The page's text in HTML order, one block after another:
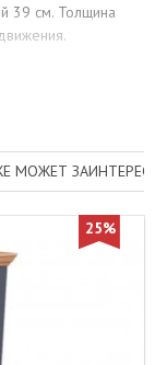
39 см. Толщина
МОЖЕТ
25%